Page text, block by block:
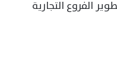
الفروع التجارية